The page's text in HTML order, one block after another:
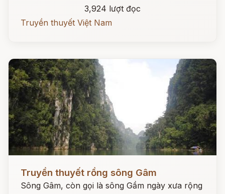
3,924 lượt đọc
Truyền thuyết Việt Nam
Đọc ngay
Truyền thuyết rồng sông Gâm
Sông Gâm, còn gọi là sông Gầm ngày xưa rộng